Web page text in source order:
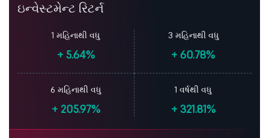
ઇન્વેસ્ટમેન્ટ રિટર્ન
1 મહિનાથી વધુ
+5.64%
3 મહિનાથી વધુ
+ 60.78%
6 મહિનાથી વધુ
+205.97%
1 વર્ષથી વધુ
+321.81%